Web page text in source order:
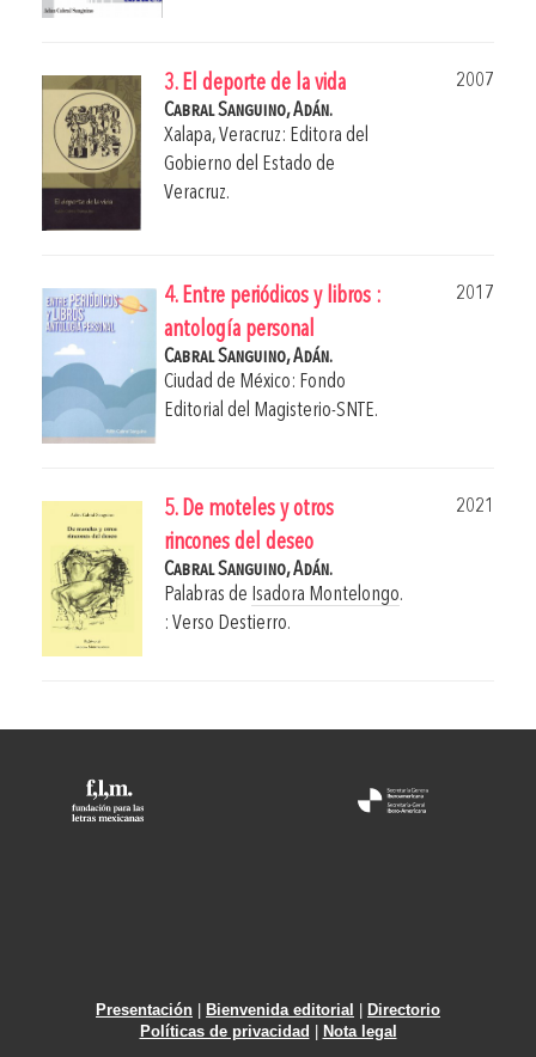
3. El deporte de la vida
2007
Cabral Sanguino, Adán.
Xalapa, Veracruz: Editora del
Gobierno del Estado de
Veracruz.
4. Entre periódicos y libros :
antología personal
2017
Cabral Sanguino, Adán.
Ciudad de México: Fondo
Editorial del Magisterio-SNTE.
5. De moteles y otros
rincones del deseo
2021
Cabral Sanguino, Adán.
Palabras de Isadora Montelongo.
: Verso Destierro.
Presentación Bienvenida editorial
Directorio
Políticas de privacidad
Nota legal